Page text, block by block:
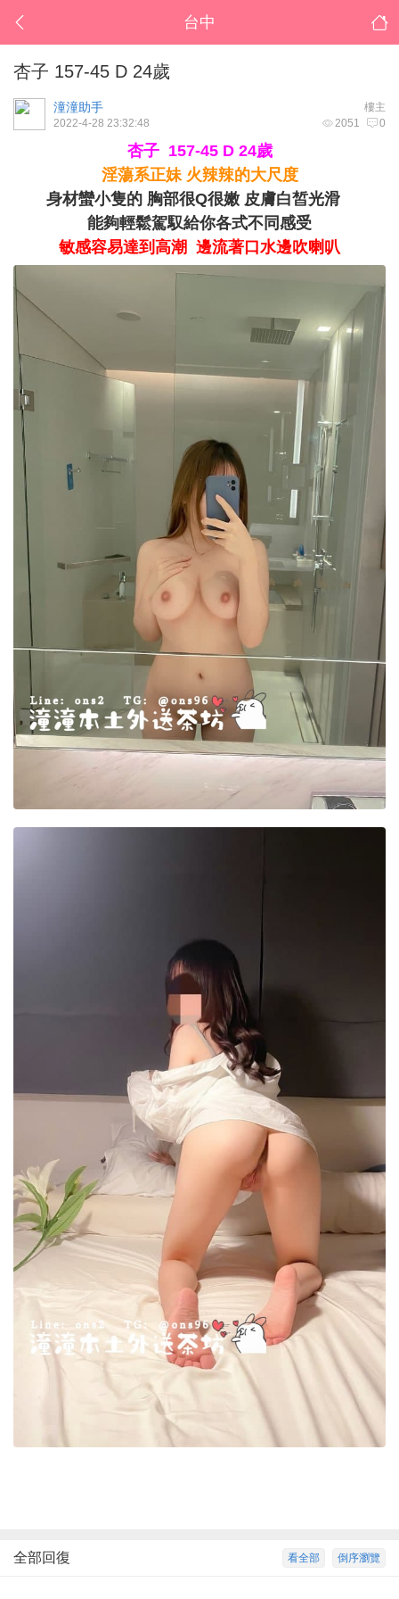
台中
杏子 157-45 D 24歲
樓主
潼潼助手
2051 0
2022-4-28 23:32:48
杏子 157-45 D 24歲
淫蕩系正妹 火辣辣的大尺度
身材蠻小隻的 胸部很Q很嫩 皮膚白皙光滑
能夠輕鬆駕馭給你各式不同感受
敏感容易達到高潮 邊流著口水邊吹喇叭
倒序瀏覽
看全部
全部回復